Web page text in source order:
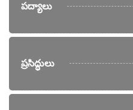
పద్యాలు
ప్రసిద్ధులు